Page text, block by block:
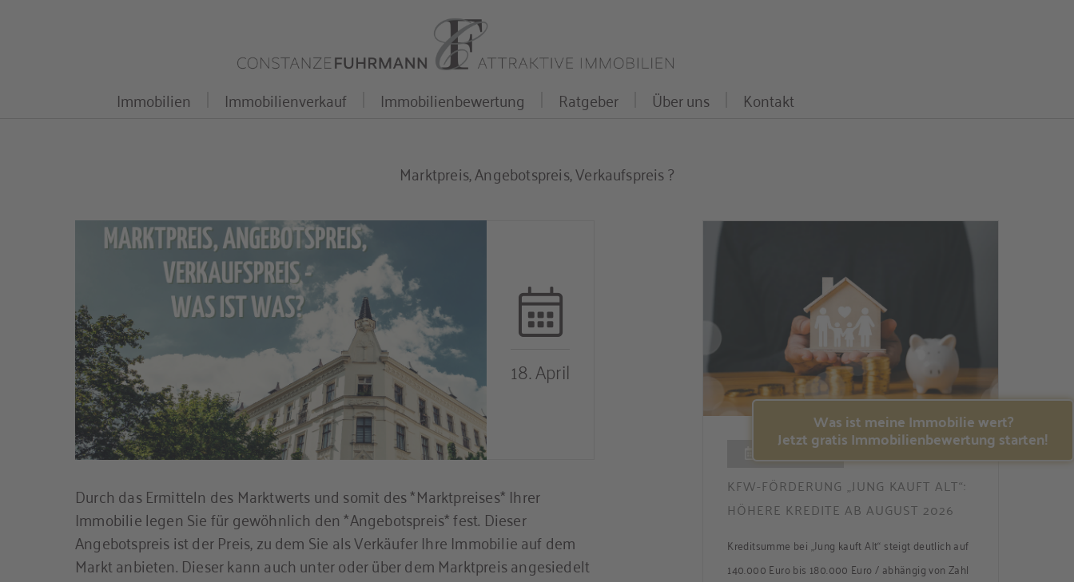
Immobilien
Immobilienverkauf Immobilienbewertung Ratgeber Über uns Kontakt
Marktpreis, Angebotspreis, Verkaufspreis ?
18. April
Durch das Ermitteln des Marktwerts und somit des *Marktpreises* Ihrer
Immobilie legen Sie für gewöhnlich den *Angebotspreis* fest. Dieser
Angebotspreis ist der Preis, zu dem Sie als Verkäufer Ihre Immobilie auf dem
Markt anbieten. Dieser kann auch unter oder über dem Marktpreis angesiedelt
06.08.2026
KFW-FÖRDERUNG „JUNG KAUFT ALT“:
HÖHERE KREDITE AB AUGUST 2026
Kreditsumme bei „Jung kauft Alt“ steigt deutlich auf
140.000 Euro bis 180.000 Euro / abhängig von Zahl
Was ist meine Immobilie wert?
Jetzt gratis Immobilienbewertung starten!